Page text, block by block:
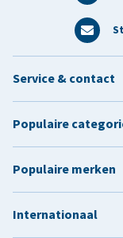
Service & contact
Populaire
Populaire merken
Internationaal